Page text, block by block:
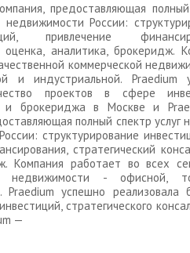
предоставляющая
России:
привлечение
оценка, аналитика, брокеридж.
коммерческой
и индустриальной. Praedium
проектов в сфере
и брокериджа в Москве и
полный спектр услуг
структурирование
стратегический
Компания работает во всех
недвижимости - офисной,
Praedium успешно реализовала
стратегического
—